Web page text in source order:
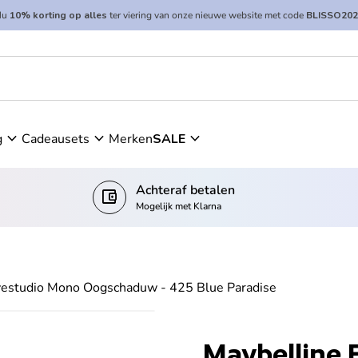
10% korting op alles ter viering van onze nieuwe website met code
expand_more Cadeausets expand_more MerkenSALE expand_more
account_balance_wallet Achteraf betalen
Mogelijk met Klarna
Mono Oogschaduw - 425 Blue Paradise